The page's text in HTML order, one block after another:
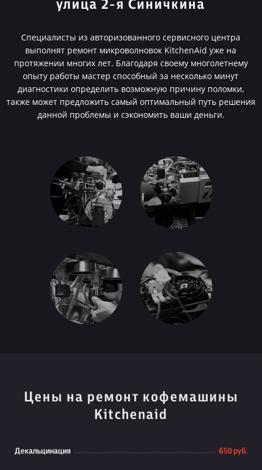
улица 2-я Синичкина
Специалисты из авторизованного сервисного центра
выполнят ремонт микроволновок KitchenAid уже на
протяжении многих лет. Благодаря своему многолетнему
опыту работы мастер способный за несколько минут
диагностики определить возможную причину поломки,
также может предложить самый оптимальный путь решения
данной проблемы и сэкономить ваши деньги.
Цены на ремонт кофемашины
Kitchenaid
Декальцинация 650 руб.